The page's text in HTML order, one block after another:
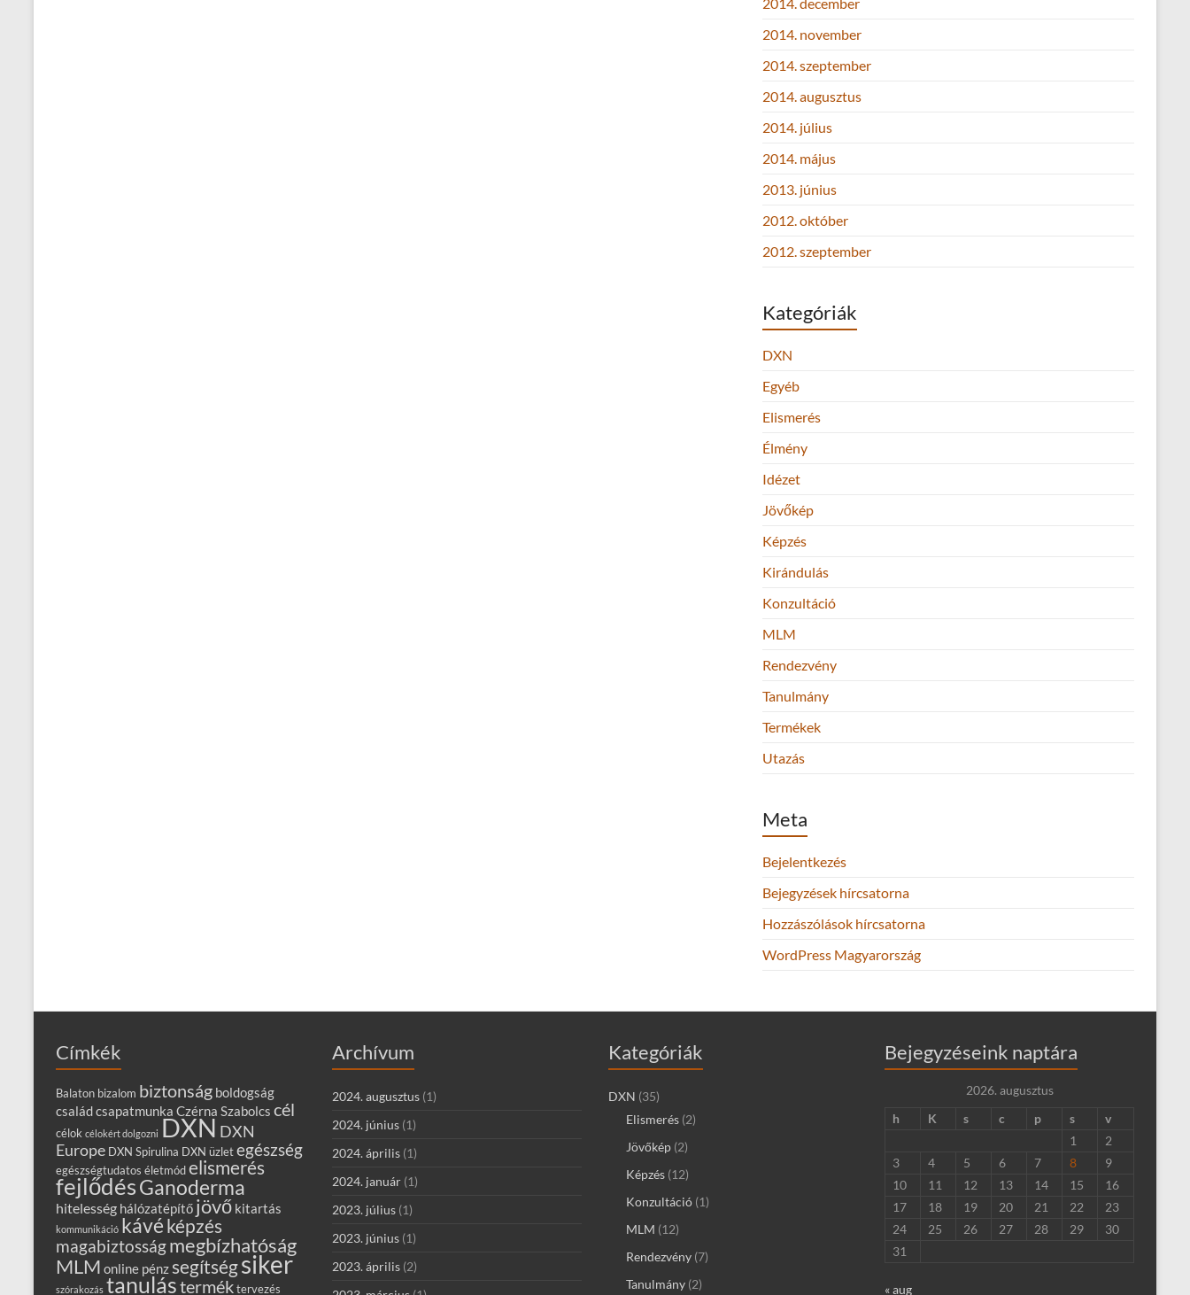
2014. november
2014. szeptember
2014. augusztus
2014. július
2014. május
2013. június
2012. október
2012. szeptember
Kategóriák
DXN
Egyéb
Elismerés
Élmény
Idézet
Jövőkép
Képzés
Kirándulás
Konzultáció
MLM
Rendezvény
Tanulmány
Termékek
Utazás
Meta
Bejelentkezés
Bejegyzések hírcsatorna
Hozzászólások hírcsatorna
WordPress Magyarország
Címkék
Balaton bizalom biztonság boldogság
családcsapatmunka Czérna Szabolcs cél
célok célokért dolgozni DXN DXN
Europe DXN Spirulina DXN üzletegészség
egészségtudatos életmódelismerés
fejlődésGanoderma
hitelesség hálózatépítő jövő kitartás
kommunikáció kávé képzés
magabiztosságmegbízhatóság
MLM online pénz segítségsiker
szórakozás tanulásterméktervezés
Archívum
2024. augusztus (1)
2024. június (1)
2024. április (1)
2024. január (1)
2023. július (1)
2023. június (1)
2023. április (2)
Kategóriák
DXN (35)
Elismerés (2)
Jövőkép (2)
Képzés (12)
Konzultáció (1)
MLM (12)
Rendezvény (7)
Tanulmány (2)
Bejegyzéseink naptára
2026. augusztus
h
K s c p s
v
1
2
3
4 5 6 7 8
9
10
11 12 13 14 15
16
17
18 19 20 21 22
23
24
25 26 27 28 29
30
31
« aug